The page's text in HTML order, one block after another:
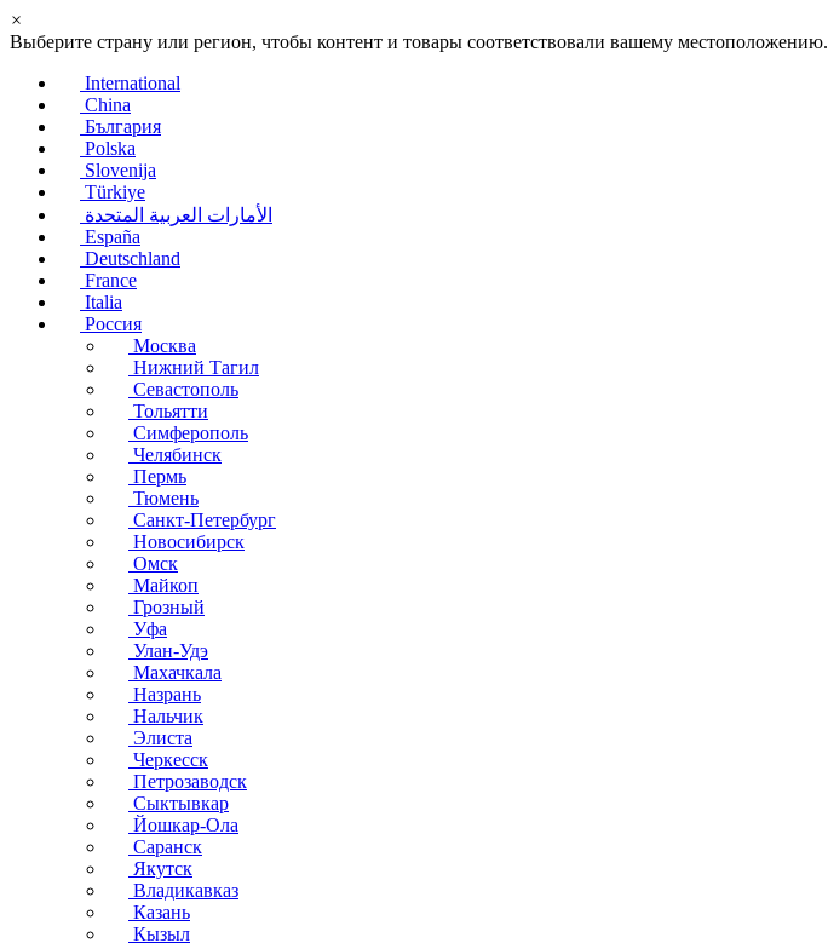
×
Выберите страну или регион, чтобы контент и товары соответствовали вашему местоположению.
International
China
България
Polska
Slovenija
Türkiye
الأمارات العربية المتحدة
España
Deutschland
France
Italia
Россия
Москва
Нижний Тагил
Севастополь
Тольятти
Симферополь
Челябинск
Пермь
Тюмень
Санкт-Петербург
Новосибирск
Омск
Майкоп
Грозный
Уфа
Улан-Удэ
Махачкала
Назрань
Нальчик
Элиста
Черкесск
Петрозаводск
Сыктывкар
Йошкар-Ола
Саранск
Якутск
Владикавказ
Казань
Кызыл